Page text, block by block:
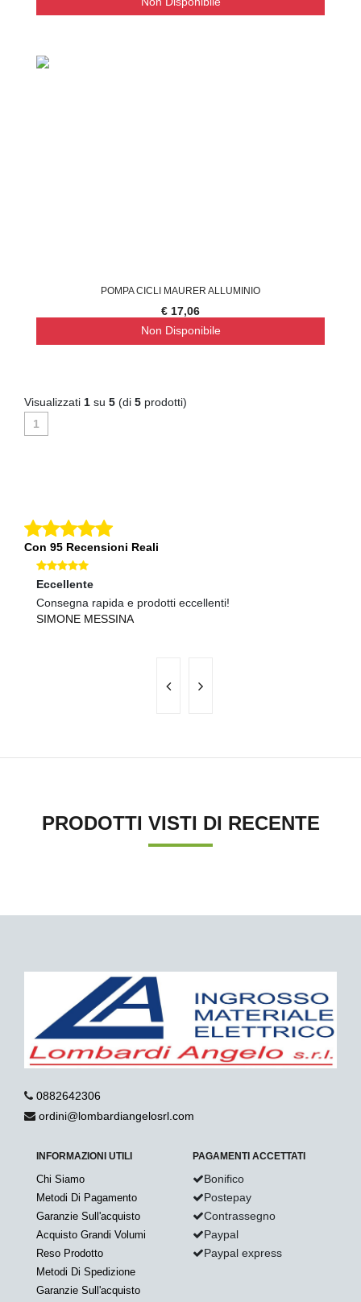
POMPA CICLI MAURER ALLUMINIO
€ 17,06
Non Disponibile
Visualizzati 1 su 5 (di 5 prodotti)
1
Con 95 Recensioni Reali
Eccellente
Consegna rapida e prodotti eccellenti!
SIMONE MESSINA
PRODOTTI VISTI DI RECENTE
0882642306
ordini@lombardiangelosrl.com
INFORMAZIONI UTILI
Chi Siamo
Metodi Di Pagamento
Garanzie Sull'acquisto
Acquisto Grandi Volumi
Reso Prodotto
Metodi Di Spedizione
Garanzie Sull'acquisto
PAGAMENTI ACCETTATI
Bonifico
Postepay
Contrassegno
Paypal
Paypal express